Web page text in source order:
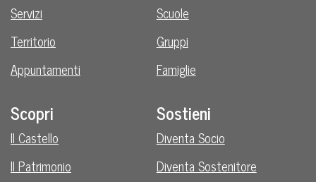
Servizi
Territorio
Appuntamenti
Scuole
Gruppi
Famiglie
Scopri
Il Castello
Il Patrimonio
Sostieni
Diventa Socio
Diventa Sostenitore